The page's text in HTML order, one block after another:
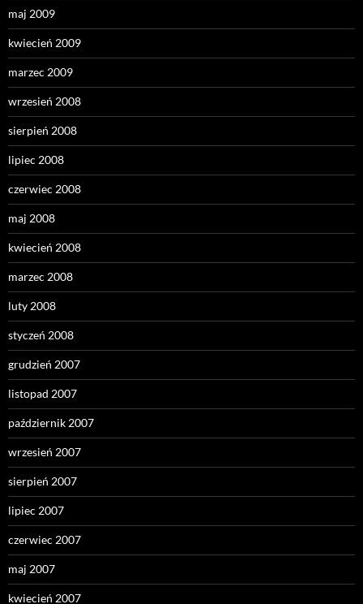
maj 2009
kwiecień 2009
marzec 2009
wrzesień 2008
sierpień 2008
lipiec 2008
czerwiec 2008
maj 2008
kwiecień 2008
marzec 2008
luty 2008
styczeń 2008
grudzień 2007
listopad 2007
październik 2007
wrzesień 2007
sierpień 2007
lipiec 2007
czerwiec 2007
maj 2007
kwiecień 2007